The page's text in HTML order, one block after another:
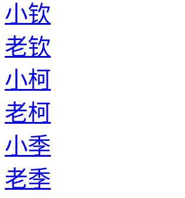
小钦
老钦
小柯
老柯
小季
老季